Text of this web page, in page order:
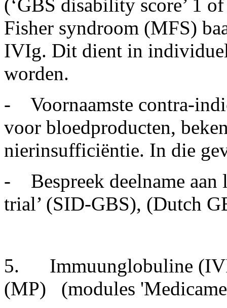
(‘GBS disability score’ 1
Fisher syndroom (MFS)
IVIg. Dit dient in
worden.
- Voornaamste contra-
voor bloedproducten,
nierinsufficiëntie. In die
- Bespreek deelname aan
trial’ (SID-GBS), (Dutch
5. Immuunglobuline
(MP) (modules